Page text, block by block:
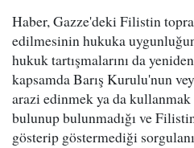
Haber, Gazze'deki Filistin
edilmesinin hukuka
hukuk tartışmalarını da
kapsamda Barış Kurulu'nun
arazi edinmek ya da
bulunup bulunmadığı ve
gösterip göstermediği